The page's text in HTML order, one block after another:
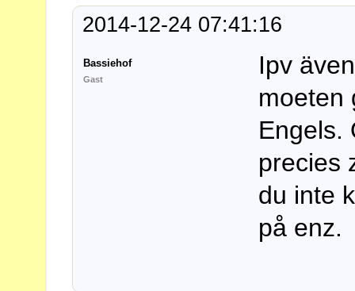
2014-12-24 07:41:16
Bassiehof
Gast
Ipv
moeten
Engels.
precies
du inte
på enz.